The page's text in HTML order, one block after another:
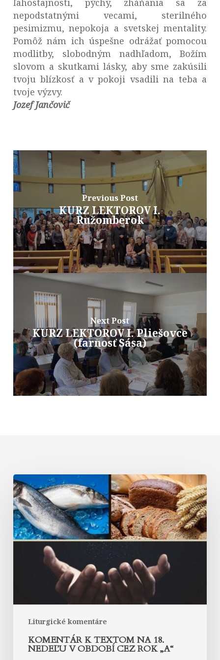
ľahostajnosti, pýchy, zháňania sa za
nepodstatnými vecami, sterilného
pesimizmu, nepokoja a svetskej mentality.
Pomôž nám ich úspešne odrážať pomocou
modlitby, slobodným nadhľadom, Božím
slovom a skutkami lásky, aby sme zakúsili
tvoju blízkosť a v pokoji vsadili na teba a
tvoje výzvy.
Jozef Jančovič
Previous Post
KURZ LEKTOROV I.
Ružomberok
Next Post
KURZ LEKTOROV I. Pliešovce
(farnosť Sása)
Liturgické komentáre
Komentár
k
textom
na
18.
nedeľu
„A“
KOMENTÁR K TEXTOM NA 18.
NEDEĽU V OBDOBÍ CEZ ROK „A“